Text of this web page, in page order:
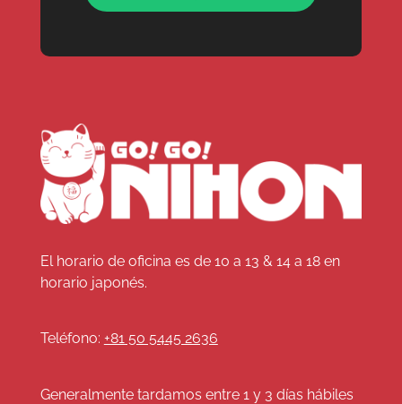
El horario de oficina es de 10 a 13 & 14 a 18 en
horario japonés.
Teléfono: +81 50 5445 2636
Generalmente tardamos entre 1 y 3 días hábiles